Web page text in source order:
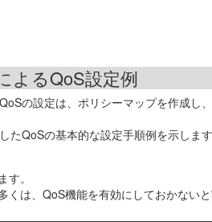
よるQoS設定例
の設定は、ポリシーマップを作成し
たQoSの基本的な設定手順例を示しま
。
くは、QoS機能を有効にしておかない